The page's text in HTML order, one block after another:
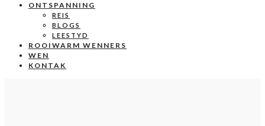
ONTSPANNING
REIS
BLOGS
LEESTYD
ROOIWARM WENNERS
WEN
KONTAK